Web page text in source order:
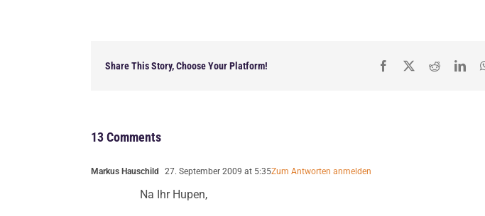
Share This Story, Choose Your Platform!
13 Comments
Markus Hauschild 27. September 2009 at 5:35Zum Antworten anmelden
Na Ihr Hupen,